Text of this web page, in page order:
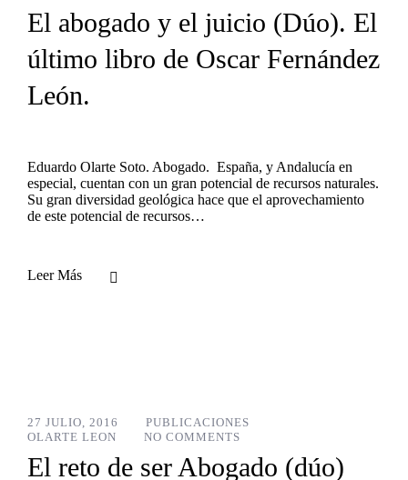
El abogado y el juicio (Dúo). El
último libro de Oscar Fernández
León.
Eduardo Olarte Soto. Abogado. España, y Andalucía en
especial, cuentan con un gran potencial de recursos naturales.
Su gran diversidad geológica hace que el aprovechamiento
de este potencial de recursos…
Leer Más
27 JULIO, 2016
PUBLICACIONES
OLARTE LEON
NO COMMENTS
El reto de ser Abogado (dúo)